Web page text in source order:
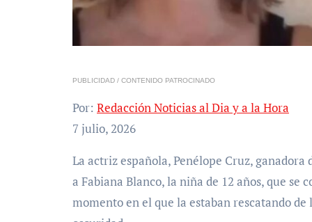
PUBLICIDAD / CONTENIDO PATROCINADO
Por: Redacción Noticias al Dia y a la Hora
7 julio, 2026
La actriz española, Penélope Cruz, ganadora del premio Óscar, envió un mensaje de reconocimiento
a Fabiana Blanco, la niña de 12 años, que
momento en el que la estaban rescatando